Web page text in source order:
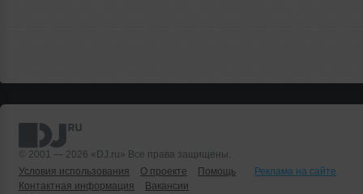
© 2001 — 2026 «DJ.ru» Все права защищены.
Условия использования
О проекте Помощь
Реклама на сайте
Контактная информация
Вакансии